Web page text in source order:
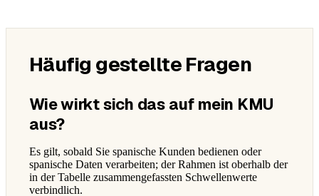
Häufig gestellte Fragen
Wie wirkt sich das auf mein KMU
aus?
Es gilt, sobald Sie spanische Kunden bedienen oder
spanische Daten verarbeiten; der Rahmen ist oberhalb der
in der Tabelle zusammengefassten Schwellenwerte
verbindlich.